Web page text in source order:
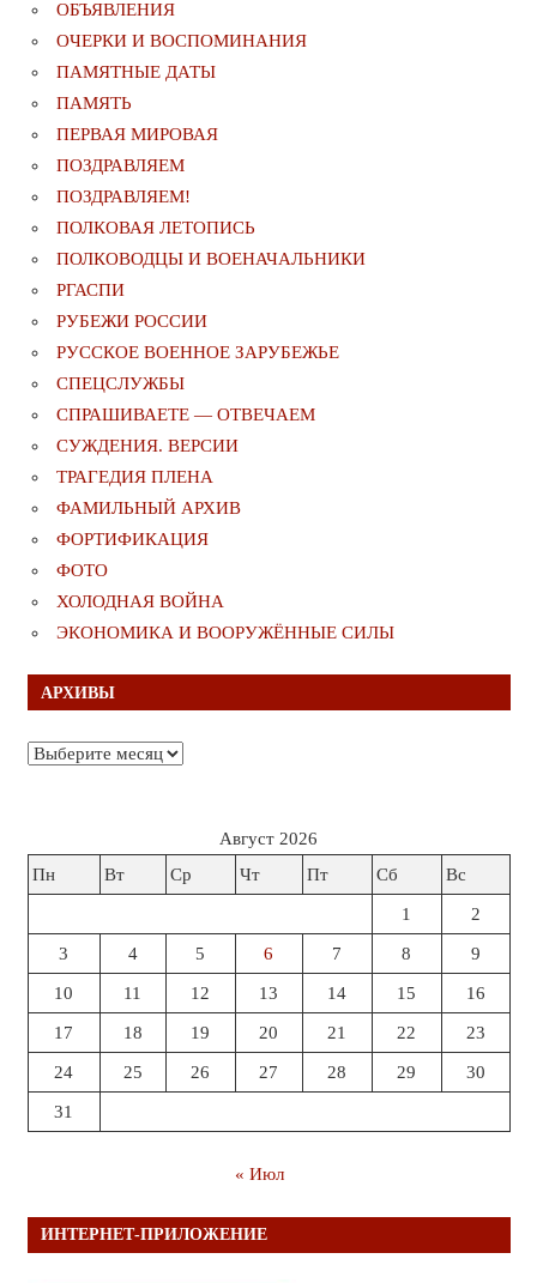
ОБЪЯВЛЕНИЯ
ОЧЕРКИ И ВОСПОМИНАНИЯ
ПАМЯТНЫЕ ДАТЫ
ПАМЯТЬ
ПЕРВАЯ МИРОВАЯ
ПОЗДРАВЛЯЕМ
ПОЗДРАВЛЯЕМ!
ПОЛКОВАЯ ЛЕТОПИСЬ
ПОЛКОВОДЦЫ И ВОЕНАЧАЛЬНИКИ
РГАСПИ
РУБЕЖИ РОССИИ
РУССКОЕ ВОЕННОЕ ЗАРУБЕЖЬЕ
СПЕЦСЛУЖБЫ
СПРАШИВАЕТЕ — ОТВЕЧАЕМ
СУЖДЕНИЯ. ВЕРСИИ
ТРАГЕДИЯ ПЛЕНА
ФАМИЛЬНЫЙ АРХИВ
ФОРТИФИКАЦИЯ
ФОТО
ХОЛОДНАЯ ВОЙНА
ЭКОНОМИКА И ВООРУЖЁННЫЕ СИЛЫ
АРХИВЫ
Архивы
Август 2026
Пн
Вт Ср Чт Пт Сб Вс
1 2
3 4 5 6 7 8 9
10 11 12 13 14 15 16
17 18 19 20 21 22 23
24 25 26 27 28 29 30
31
« Июл
ИНТЕРНЕТ-ПРИЛОЖЕНИЕ